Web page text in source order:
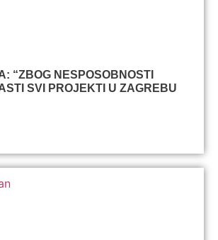
“ZBOG NESPOSOBNOSTI
SVI PROJEKTI U ZAGREBU